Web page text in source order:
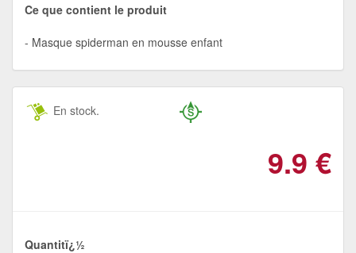
Ce que contient le produit
Masque spiderman en mousse enfant
En stock.
9.9 €
Quantitï¿½